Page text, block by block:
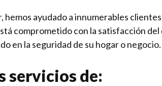
hemos ayudado a innumerables
comprometido con la satisfacción
en la seguridad de su hogar o negocio.
servicios de: